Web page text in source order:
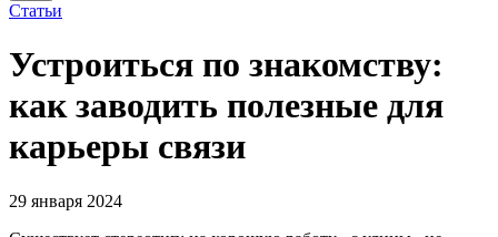
Статьи
Устроиться по знакомству:
как заводить полезные для
карьеры связи
29 января 2024